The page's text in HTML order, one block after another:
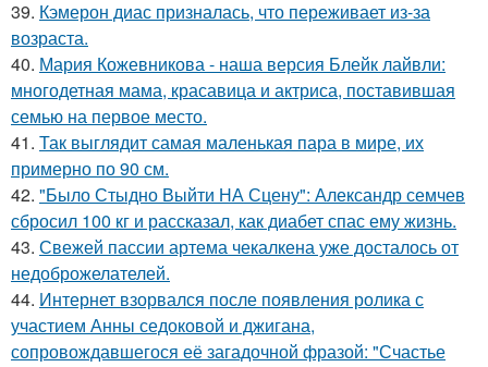
39. Кэмерон диас призналась, что переживает из-за
возраста.
40. Мария Кожевникова - наша версия Блейк лайвли:
многодетная мама, красавица и актриса, поставившая
семью на первое место.
41. Так выглядит самая маленькая пара в мире, их
примерно по 90 см.
42. "Было Стыдно Выйти НА Сцену": Александр семчев
сбросил 100 кг и рассказал, как диабет спас ему жизнь.
43. Свежей пассии артема чекалкена уже досталось от
недоброжелателей.
44. Интернет взорвался после появления ролика с
участием Анны седоковой и джигана,
сопровождавшегося её загадочной фразой: "Счастье